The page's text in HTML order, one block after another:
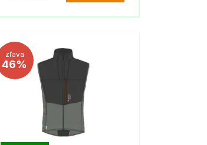
zľava
46%